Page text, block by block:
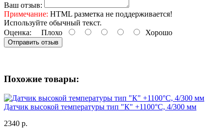
Ваш отзыв:
Примечание: HTML разметка не поддерживается!
Используйте обычный текст.
Оценка: Плохо Хорошо
Отправить отзыв
Похожие товары:
Датчик высокой температуры тип "К" +1100°C, 4/300 мм
2340 р.